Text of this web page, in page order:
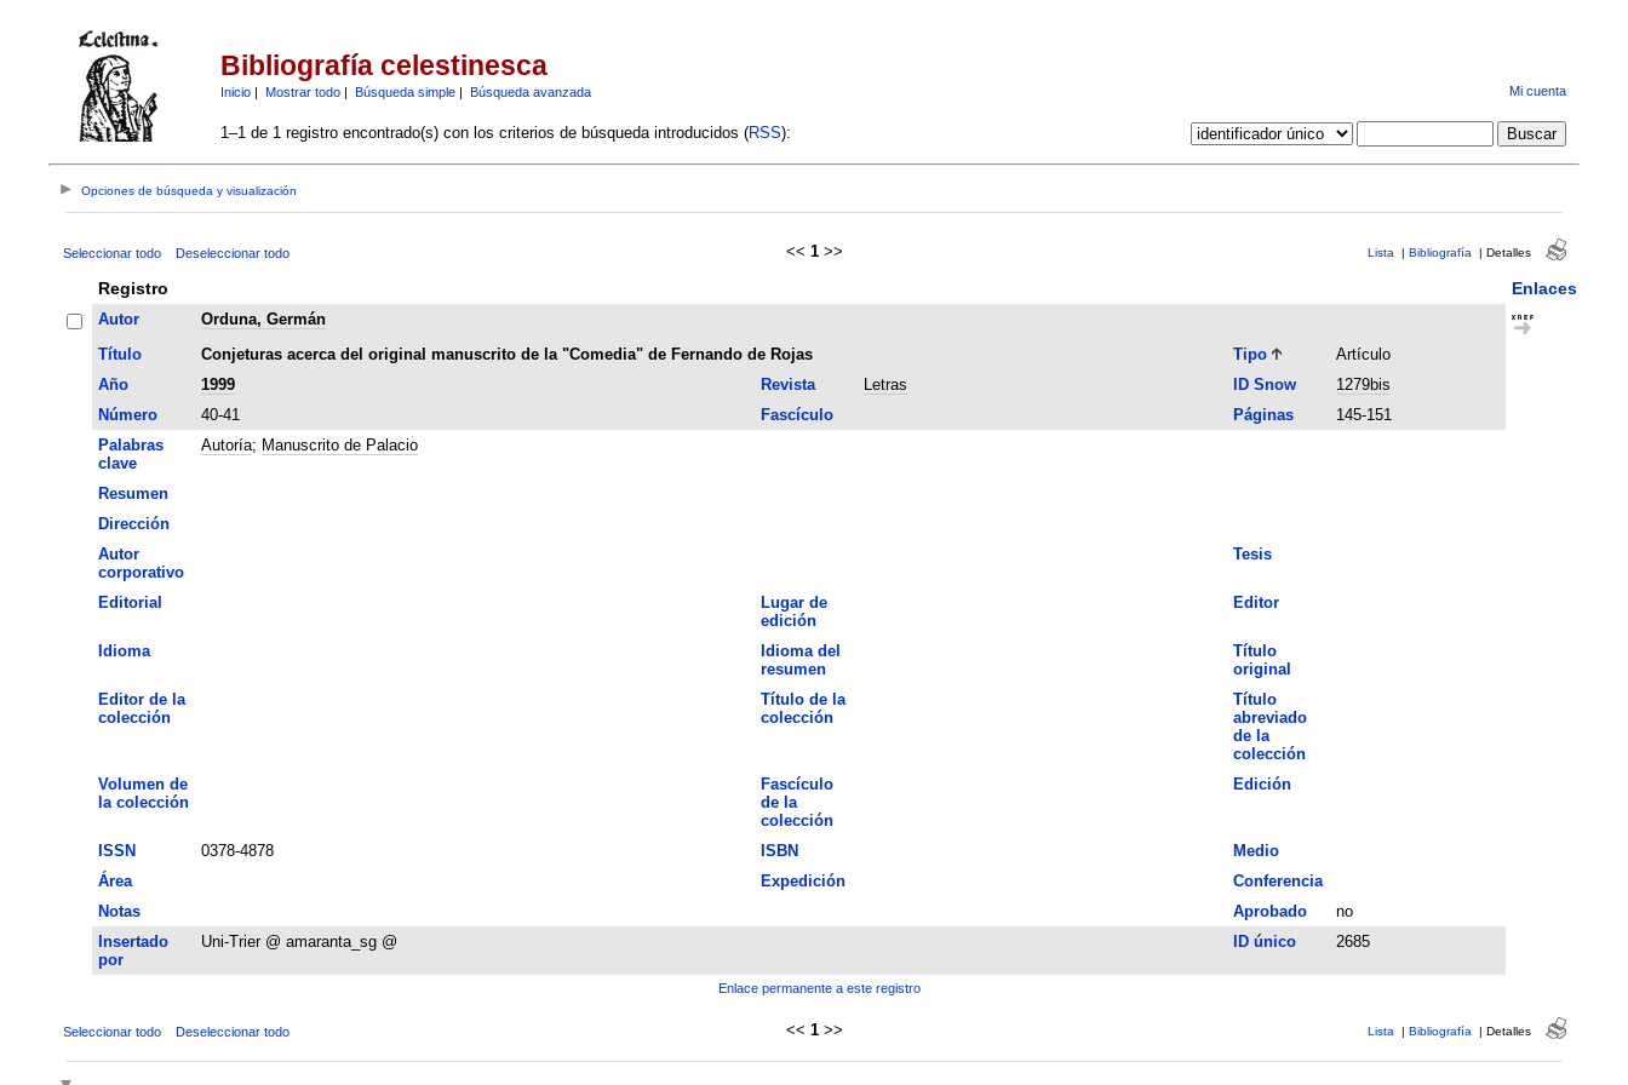
Bibliografía celestinesca
Inicio| Mostrar todo| Búsqueda simple| Búsqueda avanzada Mi cuenta
1–1 de 1 registro encontrado(s) con los criterios de búsqueda introducidos (RSS):
Opciones de búsqueda y visualización
Seleccionar todo Deseleccionar todo << 1 >> Lista | Bibliografía | Detalles
Registro Enlaces
Autor
Orduna, Germán
Título
Conjeturas acerca del original manuscrito de la "Comedia" de Fernando de Rojas Tipo
Artículo
Año
1999 Revista Letras ID Snow
1279bis
Número
40-41 Fascículo Páginas
145-151
Palabras
clave
Autoría; Manuscrito de Palacio
Resumen
Dirección
Autor
corporativo
Tesis
Editorial
Lugar de
edición
Editor
Idioma
Idioma del
resumen
Título
original
Editor de la
colección
Título de la
colección
Título
abreviado
de la
colección
Volumen de
la colección
Fascículo
de la
colección
Edición
ISSN 0378-4878 ISBN
Medio
Área
Expedición
Conferencia
Notas
Aprobado
no
Insertado
por
Uni-Trier @ amaranta_sg @ ID único 2685
Enlace permanente a este registro
Seleccionar todo Deseleccionar todo << 1 >> Lista | Bibliografía | Detalles